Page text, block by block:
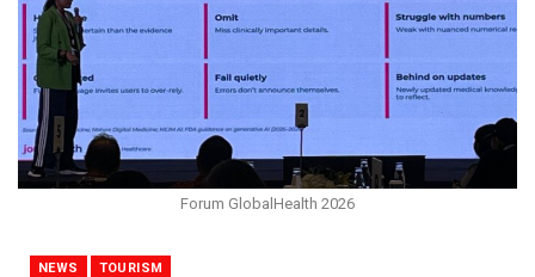
Forum GlobalHealth 2026
NEWS TOURISM